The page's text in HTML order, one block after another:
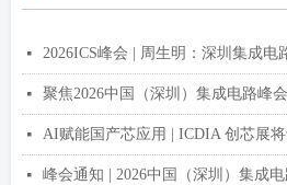
넷
넷
넷
넷